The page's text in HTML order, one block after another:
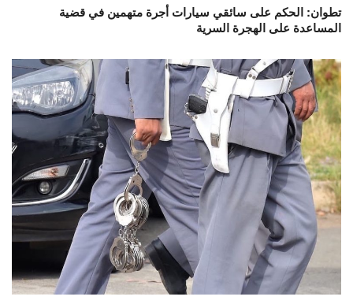
تطوان: الحكم على سائقي سيارات أجرة متهمين في قضية
المساعدة على الهجرة السرية